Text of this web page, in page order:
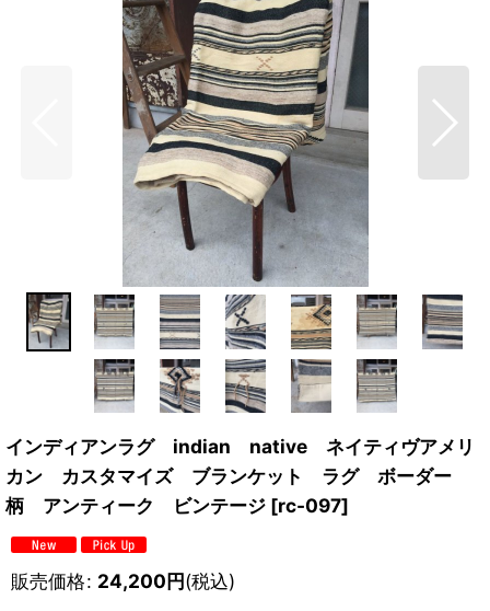
インディアンラグ indian native ネイティヴアメリ
カン カスタマイズ ブランケット ラグ ボーダー
柄 アンティーク ビンテージ [rc-097]
販売価格: 24,200円(税込)